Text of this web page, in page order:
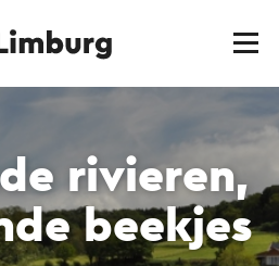
rivieren,
beekjes